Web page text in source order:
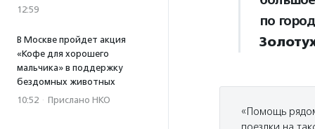
12:59
В Москве пройдет акция
«Кофе для хорошего
мальчика» в поддержку
бездомных животных
10:52 · Прислано НКО
по
«Помощь